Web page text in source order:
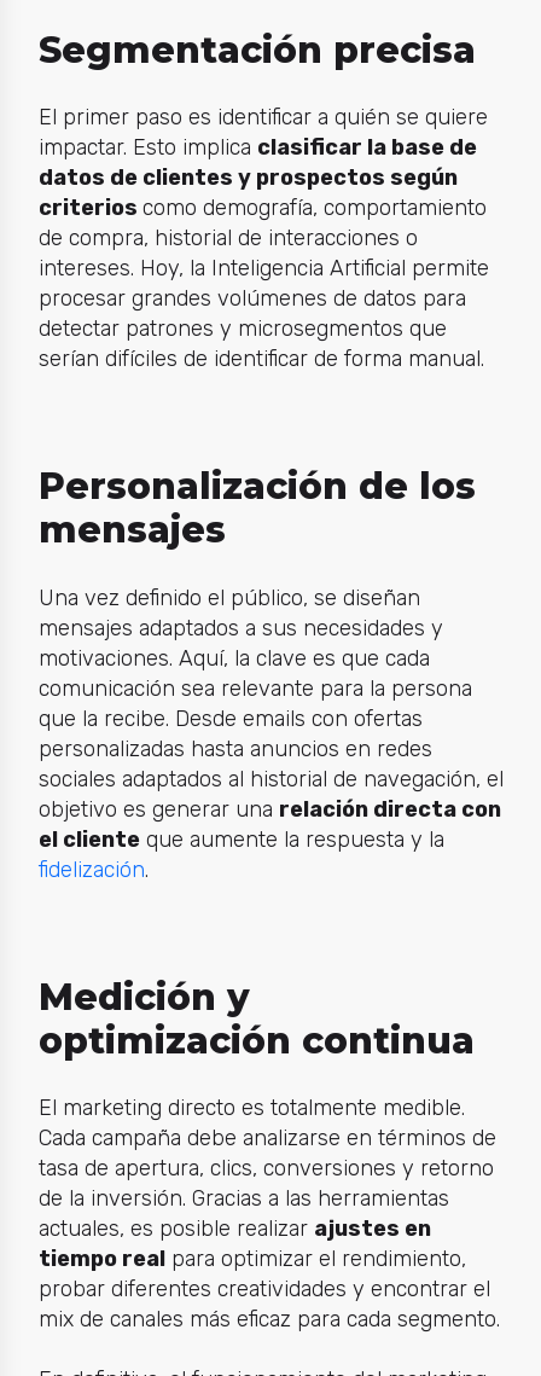
Segmentación precisa
El primer paso es identificar a quién se quiere
impactar. Esto implica clasificar la base de
datos de clientes y prospectos según
criterios como demografía, comportamiento
de compra, historial de interacciones o
intereses. Hoy, la Inteligencia Artificial permite
procesar grandes volúmenes de datos para
detectar patrones y microsegmentos que
serían difíciles de identificar de forma manual.
Personalización de los
mensajes
Una vez definido el público, se diseñan
mensajes adaptados a sus necesidades y
motivaciones. Aquí, la clave es que cada
comunicación sea relevante para la persona
que la recibe. Desde emails con ofertas
personalizadas hasta anuncios en redes
sociales adaptados al historial de navegación, el
objetivo es generar una relación directa con
el clienteque aumente la respuesta y la
fidelización.
Medición y
optimización continua
El marketing directo es totalmente medible.
Cada campaña debe analizarse en términos de
tasa de apertura, clics, conversiones y retorno
de la inversión. Gracias a las herramientas
actuales, es posible realizar ajustes en
tiempo realpara optimizar el rendimiento,
probar diferentes creatividades y encontrar el
mix de canales más eficaz para cada segmento.